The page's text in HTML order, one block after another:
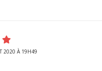
2020 À 19H49